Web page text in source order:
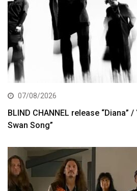
07/08/2026
BLIND CHANNEL release “Diana”
Swan Song”